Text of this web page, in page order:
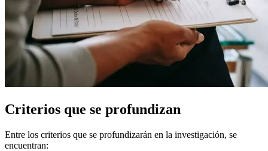
Criterios que se profundizan
Entre los criterios que se profundizarán en la investigación, se
encuentran: